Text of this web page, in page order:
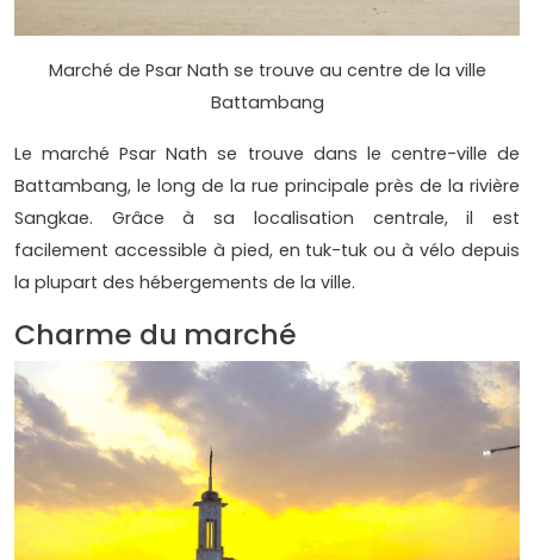
Marché de Psar Nath se trouve au centre de la ville
Battambang
Le marché Psar Nath se trouve dans le centre-ville de
Battambang, le long de la rue principale près de la rivière
Sangkae. Grâce à sa localisation centrale, il est
facilement accessible à pied, en tuk-tuk ou à vélo depuis
la plupart des hébergements de la ville.
Charme du marché